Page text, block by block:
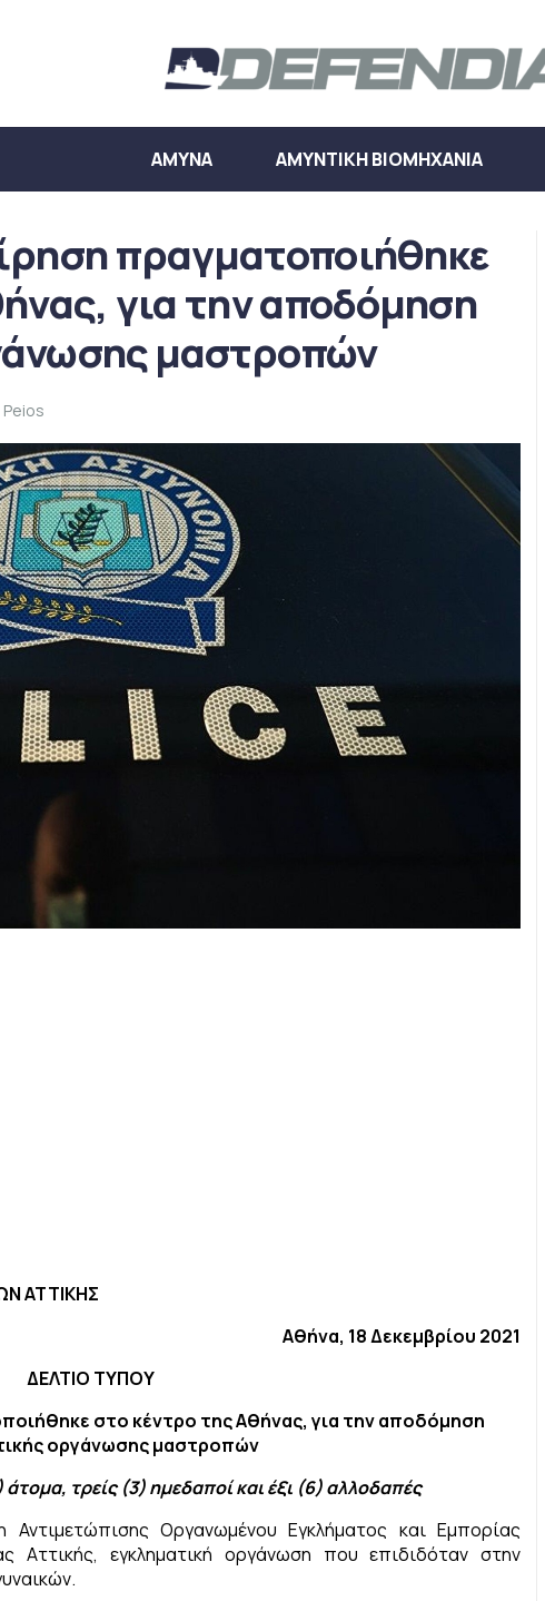
ΑΜΥΝΑ ΑΜΥΝΤΙΚΗ ΒΙΟΜΗΧΑΝΙΑ
πραγματοποιήθηκε
για την αποδόμηση
μαστροπών
ΑΤΤΙΚΗΣ
Αθήνα, 18 Δεκεμβρίου 2021
ΔΕΛΤΙΟ ΤΥΠΟΥ
στο κέντρο της Αθήνας, για την αποδόμηση
οργάνωσης μαστροπών
τρείς (3) ημεδαποί και έξι (6) αλλοδαπές
Οργανωμένου Εγκλήματος και Εμπορίας
Αττικής, εγκληματική οργάνωση που επιδιδόταν στην